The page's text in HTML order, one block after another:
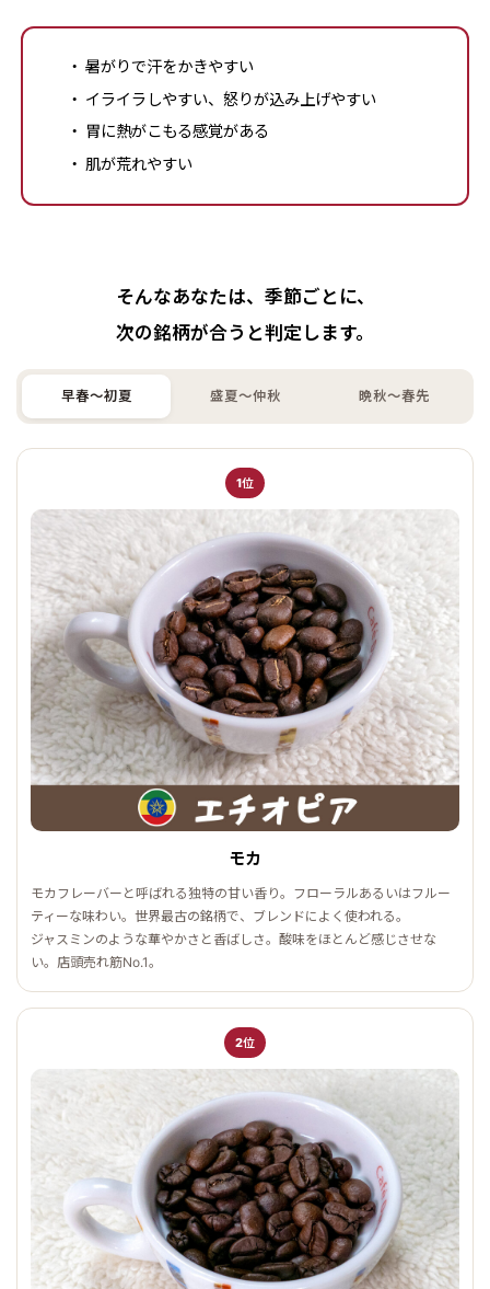
暑がりで汗をかきやすい
イライラしやすい、怒りが込み上げやすい
胃に熱がこもる感覚がある
肌が荒れやすい
そんなあなたは、季節ごとに、
次の銘柄が合うと判定します。
早春〜初夏 盛夏〜仲秋 晩秋〜春先
1位
モカ
モカフレーバーと呼ばれる独特の甘い香り。フローラルあるいはフルー
ティーな味わい。世界最古の銘柄で、ブレンドによく使われる。
ジャスミンのような華やかさと香ばしさ。酸味をほとんど感じさせな
い。店頭売れ筋No.1。
2位